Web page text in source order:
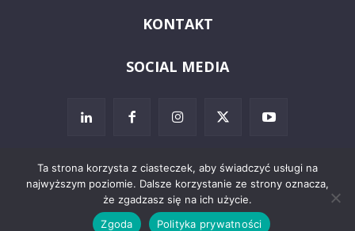
KONTAKT
SOCIAL MEDIA
Reklama Zastrzeżenia prawne
Ta strona korzysta z ciasteczek, aby świadczyć usługi na
najwyższym poziomie. Dalsze korzystanie ze strony oznacza,
że zgadzasz się na ich użycie.
Zgoda
Polityka prywatności